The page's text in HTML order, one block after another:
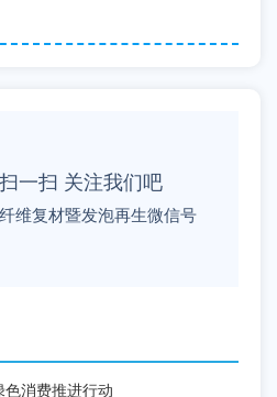
扫一扫 关注我们吧
纤维复材暨发泡再生微信号
消费推进行动